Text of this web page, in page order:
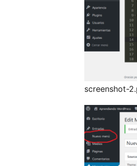
screenshot-